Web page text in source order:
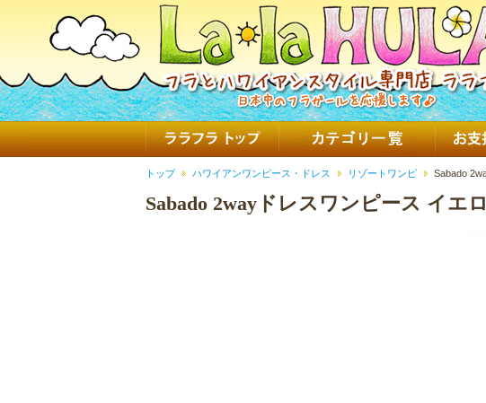
トップ ハワイアンワンピース・ドレス リゾートワンピ Sabado
Sabado 2wayドレスワンピース イエ